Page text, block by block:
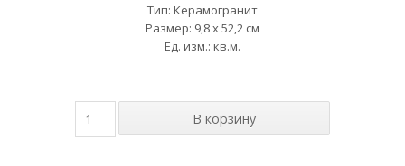
Тип: Керамогранит
Размер: 9,8 x 52,2 см
Ед. изм.: кв.м.